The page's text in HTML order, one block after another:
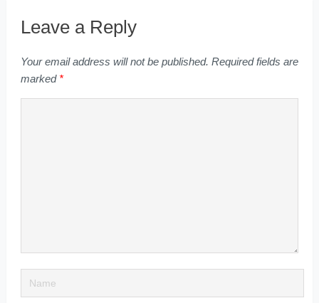
Leave a Reply
Your email address will not be published. Required fields are
marked *